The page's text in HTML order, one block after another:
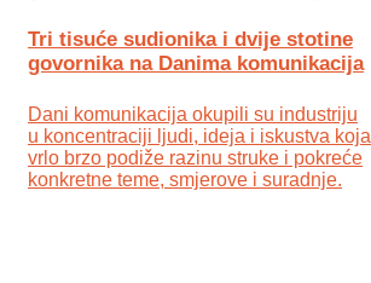
Tri tisuće sudionika i dvije stotine
govornika na Danima komunikacija
Dani komunikacija okupili su industriju
u koncentraciji ljudi, ideja i iskustva koja
vrlo brzo podiže razinu struke i pokreće
konkretne teme, smjerove i suradnje.